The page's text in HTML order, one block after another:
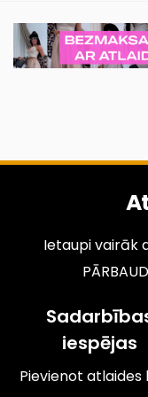
Ietaupi vairāk
iespējas
Pievienot atlaides